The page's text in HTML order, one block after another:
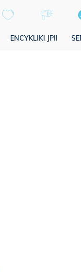
ENCYKLIKI JPII